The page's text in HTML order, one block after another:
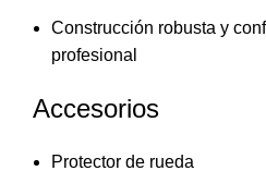
Construcción robusta y
profesional
Accesorios
Protector de rueda